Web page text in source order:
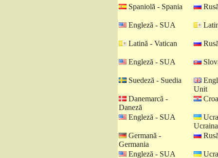
Spaniolă - Spania
Engleză - SUA
Latină - Vatican
Engleză - SUA
Suedeză - Suedia
Unit
Danemarcă -
Daneză
Engleză - SUA
Ucraina
Germană -
Germania
Engleză - SUA